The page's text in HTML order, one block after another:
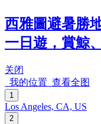
西雅圖避暑勝
一日遊，賞鯨
关闭
我的位置 查看全图
1
Los Angeles, CA, US
2